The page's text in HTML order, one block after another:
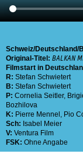
Schweiz Deutschland
Original-Titel: BALKAN
Filmstart in
R: Stefan Schwietert
B: Stefan Schwietert
P: Cornelia Seitler,
Bozhilova
K: Pierre Mennel , Pio
Sch: Isabel Meier
V: Ventura Film
FSK: Ohne Angabe